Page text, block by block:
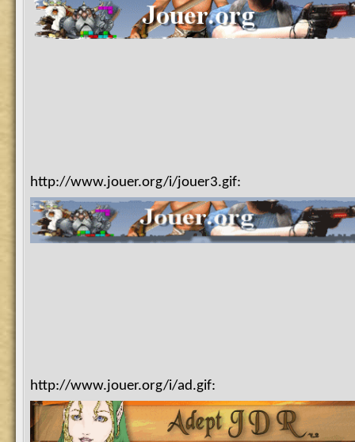
http://www.jouer.org/i/jouer3.gif:
http://www.jouer.org/i/ad.gif: